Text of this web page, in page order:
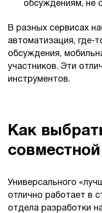
обсуждениям, не
В разных сервисах
автоматизация, где-
обсуждения,
участников. Эти
инструментов.
Как
Универсального
отлично работает в
отдела разработки